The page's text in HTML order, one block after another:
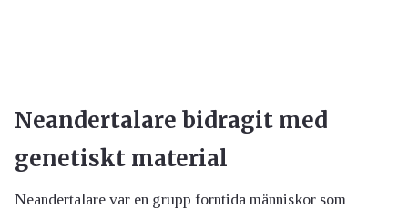
Neandertalare bidragit med
genetiskt material
Neandertalare var en grupp forntida människor som